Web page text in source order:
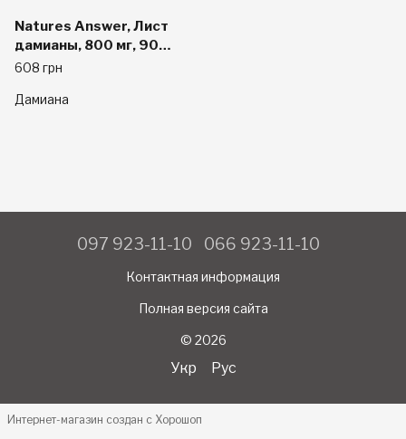
Natures Answer, Лист
дамианы, 800 мг, 90
растительных капсул
608 грн
Дамиана
097 923-11-10 066 923-11-10
Контактная информация
Полная версия сайта
© 2026
Укр Рус
Интернет-магазин создан с Хорошоп